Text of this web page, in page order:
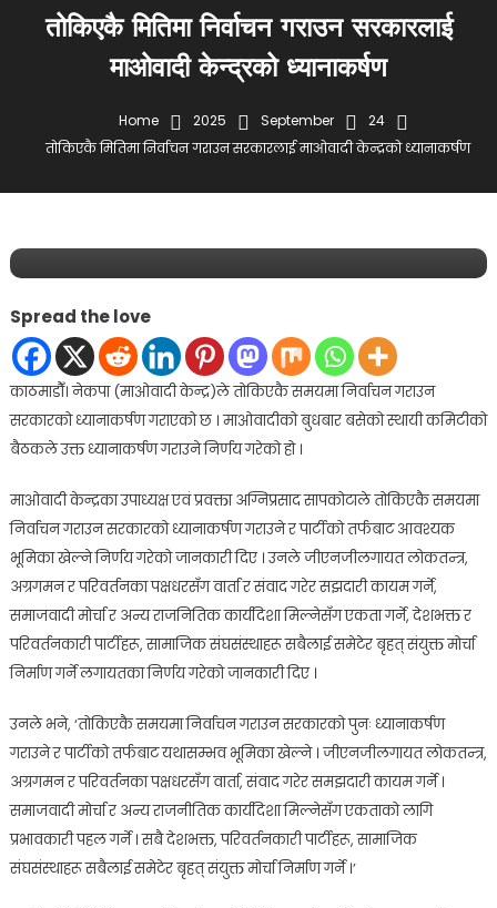
तोकिएकै मितिमा निर्वाचन गराउन सरकारलाई
माओवादी केन्द्रको ध्यानाकर्षण
Home 2025 September
24
तोकिएकै मितिमा निर्वाचन गराउन सरकारलाई माओवादी केन्द्रको ध्यानाकर्षण
तोकिएकै मितिमा निर्वाचन गराउन सरकारलाई
Spread the love
काठमाडौँ। नेकपा (माओवादी केन्द्र)ले तोकिएकै समयमा निर्वाचन गराउन
सरकारको ध्यानाकर्षण गराएको छ । माओवादीको बुधबार बसेको स्थायी कमिटीको
बैठकले उक्त ध्यानाकर्षण गराउने निर्णय गरेको हो ।
माओवादी केन्द्रका उपाध्यक्ष एवं प्रवक्ता अग्निप्रसाद सापकोटाले तोकिएकै समयमा
निर्वाचन गराउन सरकारको ध्यानाकर्षण गराउने र पार्टीको तर्फबाट आवश्यक
भूमिका खेल्ने निर्णय गरेको जानकारी दिए । उनले जीएनजीलगायत लोकतन्त्र,
अग्रगमन र परिवर्तनका पक्षधरसँग वार्ता र संवाद गरेर सझदारी कायम गर्ने,
समाजवादी मोर्चा र अन्य राजनितिक कार्यदिशा मिल्नेसँग एकता गर्ने, देशभक्त र
परिवर्तनकारी पार्टीहरू, सामाजिक संघसंस्थाहरू सबैलाई समेटेर बृहत् संयुक्त मोर्चा
निर्माण गर्ने लगायतका निर्णय गरेको जानकारी दिए ।
उनले भने, ‘तोकिएकै समयमा निर्वाचन गराउन सरकारको पुनः ध्यानाकर्षण
गराउने र पार्टीको तर्फबाट यथासम्भव भूमिका खेल्ने । जीएनजीलगायत लोकतन्त्र,
अग्रगमन र परिवर्तनका पक्षधरसँग वार्ता, संवाद गरेर समझदारी कायम गर्ने ।
समाजवादी मोर्चा र अन्य राजनीतिक कार्यदिशा मिल्नेसँग एकताको लागि
प्रभावकारी पहल गर्ने । सबै देशभक्त, परिवर्तनकारी पार्टीहरू, सामाजिक
संघसंस्थाहरू सबैलाई समेटेर बृहत् संयुक्त मोर्चा निर्माण गर्ने ।’